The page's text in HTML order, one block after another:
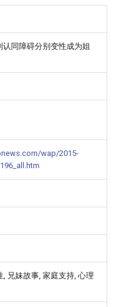
同障碍分别变性成为姐
wap/2015-
兄妹故事, 家庭支持, 心理